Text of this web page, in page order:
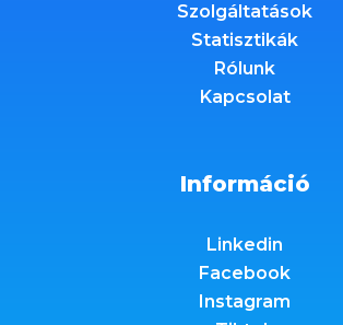
Szolgáltatások
Statisztikák
Rólunk
Kapcsolat
Információ
Linkedin
Facebook
Instagram